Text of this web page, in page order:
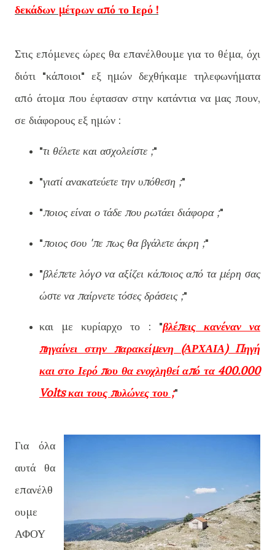
δεκάδων μέτρων από το Ιερό !
Στις επόμενες ώρες θα επανέλθουμε για το θέμα, όχι
διότι "κάποιοι" εξ ημών δεχθήκαμε τηλεφωνήματα
από άτομα που έφτασαν στην κατάντια να μας πουν,
σε διάφορους εξ ημών :
"τι θέλετε και ασχολείστε ;"
"γιατί ανακατεύετε την υπόθεση ;"
"ποιος είναι ο τάδε που ρωτάει διάφορα ;"
"ποιος σου 'πε πως θα βγάλετε άκρη ;"
"βλέπετε λόγo να αξίζει κάποιος από τα μέρη σας
ώστε να παίρνετε τόσες δράσεις ;"
και με κυρίαρχο το : "βλέπεις κανέναν να
πηγαίνει στην παρακείμενη (ΑΡΧΑΙΑ) Πηγή
και στο Ιερό που θα ενοχληθεί από τα 400.000
Volts και τους πυλώνες του ;"
Για όλα
αυτά θα
επανέλθ
ουμε
ΑΦΟΥ